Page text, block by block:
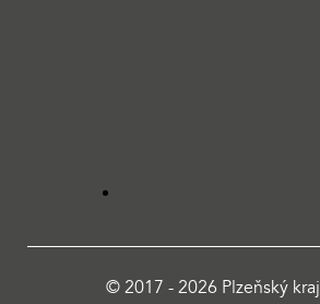
© 2017 - 2026 Plzeňský kraj